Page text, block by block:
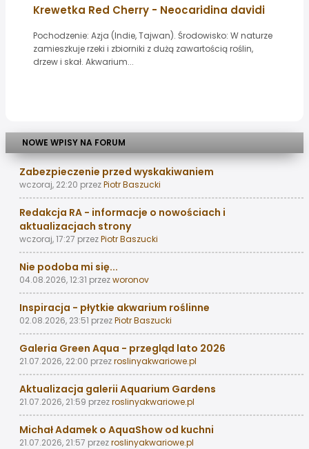
Krewetka Red Cherry - Neocaridina davidi
Pochodzenie: Azja (Indie, Tajwan). Środowisko: W naturze
zamieszkuje rzeki i zbiorniki z dużą zawartością roślin,
drzew i skał. Akwarium...
NOWE WPISY NA FORUM
Zabezpieczenie przed wyskakiwaniem
wczoraj, 22:20 przezPiotr Baszucki
Redakcja RA - informacje o nowościach i
aktualizacjach strony
wczoraj, 17:27 przezPiotr Baszucki
Nie podoba mi się...
04.08.2026, 12:31 przezworonov
Inspiracja - płytkie akwarium roślinne
02.08.2026, 23:51 przezPiotr Baszucki
Galeria Green Aqua - przegląd lato 2026
21.07.2026, 22:00 przezroslinyakwariowe.pl
Aktualizacja galerii Aquarium Gardens
21.07.2026, 21:59 przezroslinyakwariowe.pl
Michał Adamek o AquaShow od kuchni
21.07.2026, 21:57 przezroslinyakwariowe.pl